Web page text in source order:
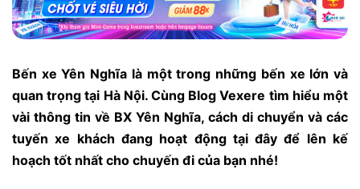
Bến xe Yên Nghĩa là một trong những bến xe lớn và
quan trọng tại Hà Nội. Cùng Blog Vexere tìm hiểu một
vài thông tin về BX Yên Nghĩa, cách di chuyển và các
tuyến xe khách đang hoạt động tại đây để lên kế
hoạch tốt nhất cho chuyến đi của bạn nhé!